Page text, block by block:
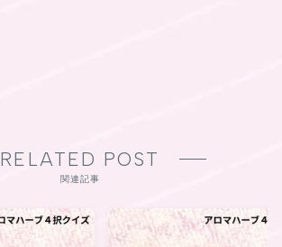
RELATED POST
関連記事